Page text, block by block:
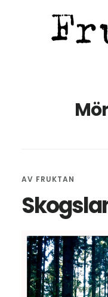
AV FRUKTAN